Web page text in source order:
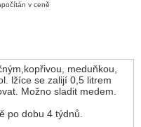
v ceně
meduňkou,
lžíce se zalijí 0,5 litrem
Možno sladit medem.
po dobu 4 týdnů.